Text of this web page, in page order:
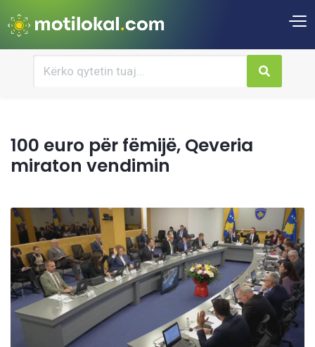
100 euro për fëmijë, Qeveria
miraton vendimin